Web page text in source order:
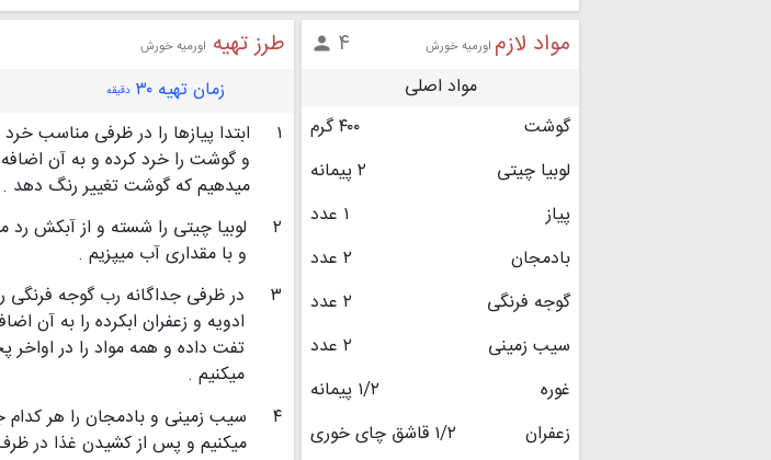
مواد لازم اورمیه خورش ۴ 
مواد اصلی
گوشت
۴۰۰ گرم
لوبیا چیتی
۲ پیمانه
پیاز
۱ عدد
بادمجان
۲ عدد
گوجه فرنگی
۲ عدد
سیب زمینی
۲ عدد
غوره
۱/۲ پیمانه
زعفران
۱/۲ قاشق چای خوری
طرز تهیه اورمیه خورش
زمان تهیه ۳۰ دقیقه
۱
ابتدا پیازها را در ظرفی مناسب
و گوشت را خرد كرده و به آن
میدهیم كه گوشت تغییر رنگ دهد .
۲
لوبیا چیتی را شسته و از آبكش رد
و با مقداری آب میپزیم .
۳
در ظرفی جداگانه رب گوجه فرنگی
ادویه و زعفران ابكرده را به آن
تفت داده و همه مواد را در
میكنیم .
۴
سیب زمینی و بادمجان را هر
میكنیم و پس از كشیدن غذا در